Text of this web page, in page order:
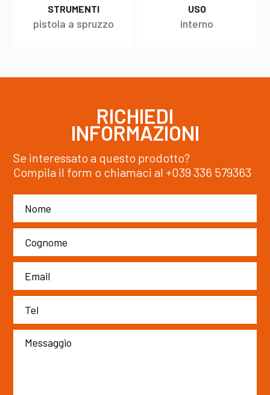
STRUMENTI
pistola a spruzzo
USO
interno
RICHIEDI
INFORMAZIONI
Se interessato a questo prodotto?
Compila il form o chiamaci al +039 336 579363